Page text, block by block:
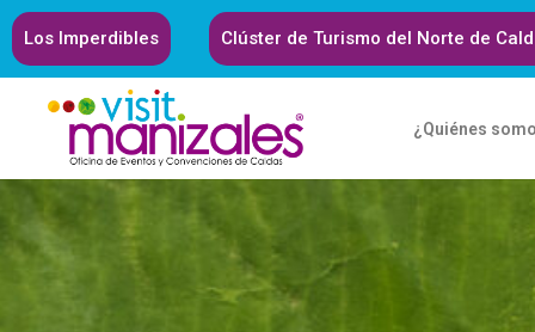
Los Imperdibles Clúster de Turismo del Norte de
¿Quiénes